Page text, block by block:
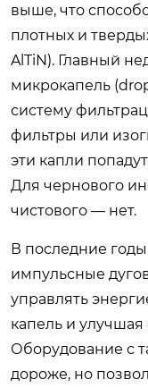
выше, что
плотных и
AlTiN). Главный
микрокапель
систему
фильтры или
эти капли
Для чернового
чистового — нет.
В последние
импульсные
управлять
капель и
Оборудование с
дороже, но